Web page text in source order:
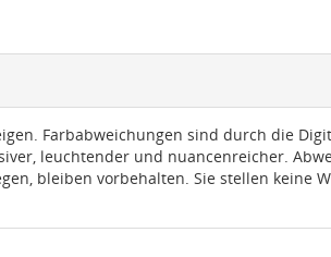
Farbabweichungen sind durch die
leuchtender und nuancenreicher.
bleiben vorbehalten. Sie stellen keine